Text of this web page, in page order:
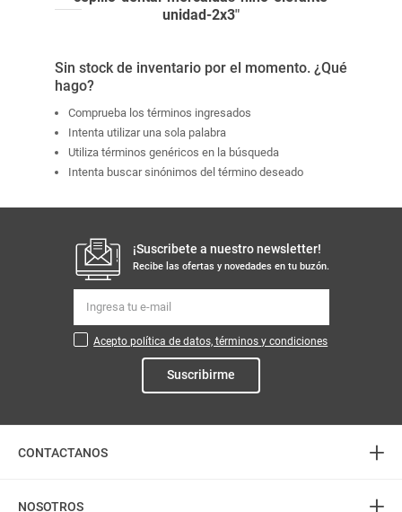
unidad-2x3"
Sin stock de inventario por el momento. ¿Qué
hago?
Comprueba los términos ingresados
Intenta utilizar una sola palabra
Utiliza términos genéricos en la búsqueda
Intenta buscar sinónimos del término deseado
¡Suscribete a nuestro newsletter!
Recibe las ofertas y novedades en tu buzón.
Acepto política de datos, términos y condiciones
Suscribirme
CONTACTANOS +
Atención telefónica
NOSOTROS